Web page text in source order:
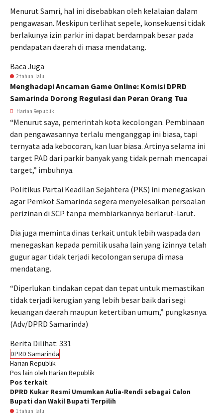
Menurut Samri, hal ini disebabkan oleh kelalaian dalam
pengawasan. Meskipun terlihat sepele, konsekuensi tidak
berlakunya izin parkir ini dapat berdampak besar pada
pendapatan daerah di masa mendatang.
Baca Juga
2 tahun lalu
Menghadapi Ancaman Game Online: Komisi DPRD
Samarinda Dorong Regulasi dan Peran Orang Tua
Harian Republik
“Menurut saya, pemerintah kota kecolongan. Pembinaan
dan pengawasannya terlalu menganggap ini biasa, tapi
ternyata ada kebocoran, kan luar biasa. Artinya selama ini
target PAD dari parkir banyak yang tidak pernah mencapai
target,” imbuhnya.
Politikus Partai Keadilan Sejahtera (PKS) ini menegaskan
agar Pemkot Samarinda segera menyelesaikan persoalan
perizinan di SCP tanpa membiarkannya berlarut-larut.
Dia juga meminta dinas terkait untuk lebih waspada dan
menegaskan kepada pemilik usaha lain yang izinnya telah
gugur agar tidak terjadi kecolongan serupa di masa
mendatang.
“Diperlukan tindakan cepat dan tepat untuk memastikan
tidak terjadi kerugian yang lebih besar baik dari segi
keuangan daerah maupun ketertiban umum,” pungkasnya.
(Adv/DPRD Samarinda)
Berita Dilihat: 331
DPRD Samarinda
Harian Republik
Pos lain oleh Harian Republik
Pos terkait
DPRD Kukar Resmi Umumkan Aulia-Rendi sebagai Calon
Bupati dan Wakil Bupati Terpilih
1 tahun lalu